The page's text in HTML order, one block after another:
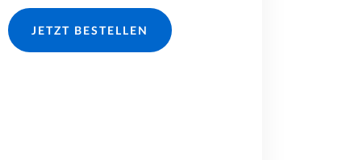
JETZT BESTELLEN